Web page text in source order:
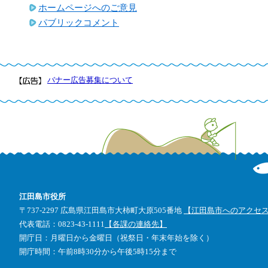
ホームページへのご意見
パブリックコメント
バナー広告募集について
江田島市役所
〒737-2297 広島県江田島市大柿町大原505番地
【江田島市へのアクセ
代表電話：0823-43-1111 【各課の連絡先】
開庁日：月曜日から金曜日（祝祭日・年末年始を除く）
開庁時間：午前8時30分から午後5時15分まで